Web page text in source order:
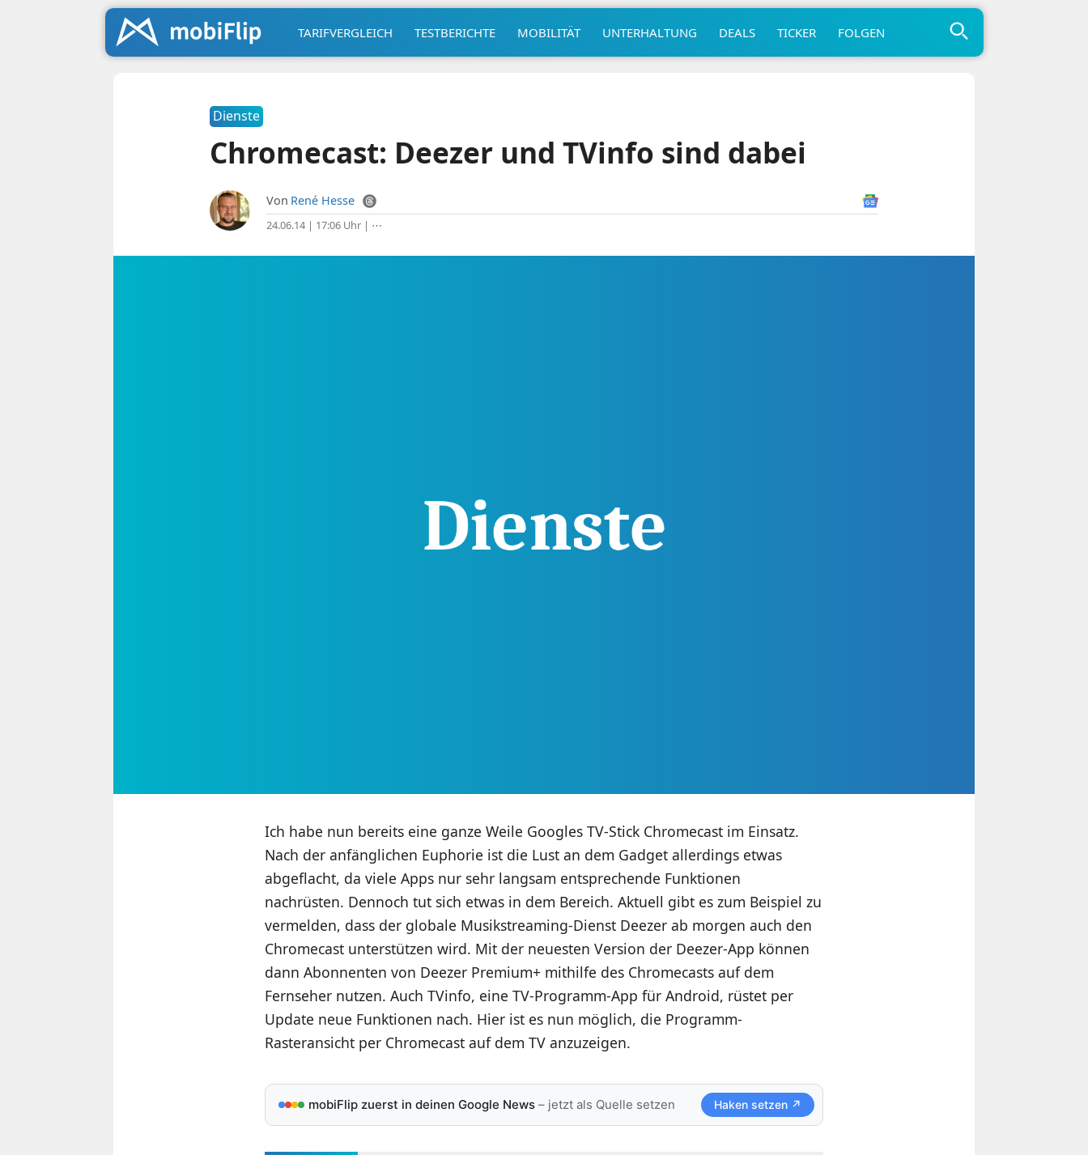
TARIFVERGLEICH TESTBERICHTE MOBILITÄT UNTERHALTUNG DEALS TICKER FOLGEN
Dienste
Chromecast: Deezer und TVinfo sind dabei
Von René Hesse
24.06.14 | 17:06 Uhr| ⋯
Ich habe nun bereits eine ganze Weile Googles TV-Stick Chromecast im Einsatz.
Nach der anfänglichen Euphorie ist die Lust an dem Gadget allerdings etwas
abgeflacht, da viele Apps nur sehr langsam entsprechende Funktionen
nachrüsten. Dennoch tut sich etwas in dem Bereich. Aktuell gibt es zum Beispiel zu
vermelden, dass der globale Musikstreaming-Dienst Deezer ab morgen auch den
Chromecast unterstützen wird. Mit der neuesten Version der Deezer-App können
dann Abonnenten von Deezer Premium+ mithilfe des Chromecasts auf dem
Fernseher nutzen. Auch TVinfo, eine TV-Programm-App für Android, rüstet per
Update neue Funktionen nach. Hier ist es nun möglich, die Programm-
Rasteransicht per Chromecast auf dem TV anzuzeigen.
mobiFlip zuerst in deinen Google News– jetzt als Quelle setzen Haken setzen ↗